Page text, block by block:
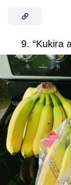
9. “Kukira